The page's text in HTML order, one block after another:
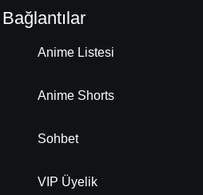
Bağlantılar
Anime Listesi
Anime Shorts
Sohbet
VIP Üyelik